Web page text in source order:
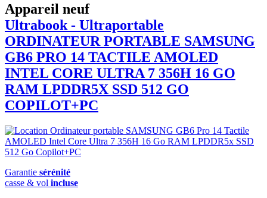
Appareil neuf
Ultrabook - Ultraportable
ORDINATEUR PORTABLE SAMSUNG
GB6 PRO 14 TACTILE AMOLED
INTEL CORE ULTRA 7 356H 16 GO
RAM LPDDR5X SSD 512 GO
COPILOT+PC
Garantie sérénité
casse & vol incluse